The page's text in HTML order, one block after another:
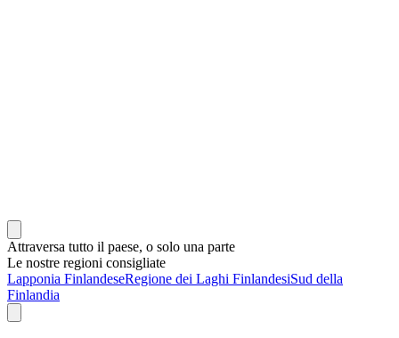
Attraversa tutto il paese, o solo una parte
Le nostre regioni consigliate
Lapponia FinlandeseRegione dei Laghi FinlandesiSud della
Finlandia